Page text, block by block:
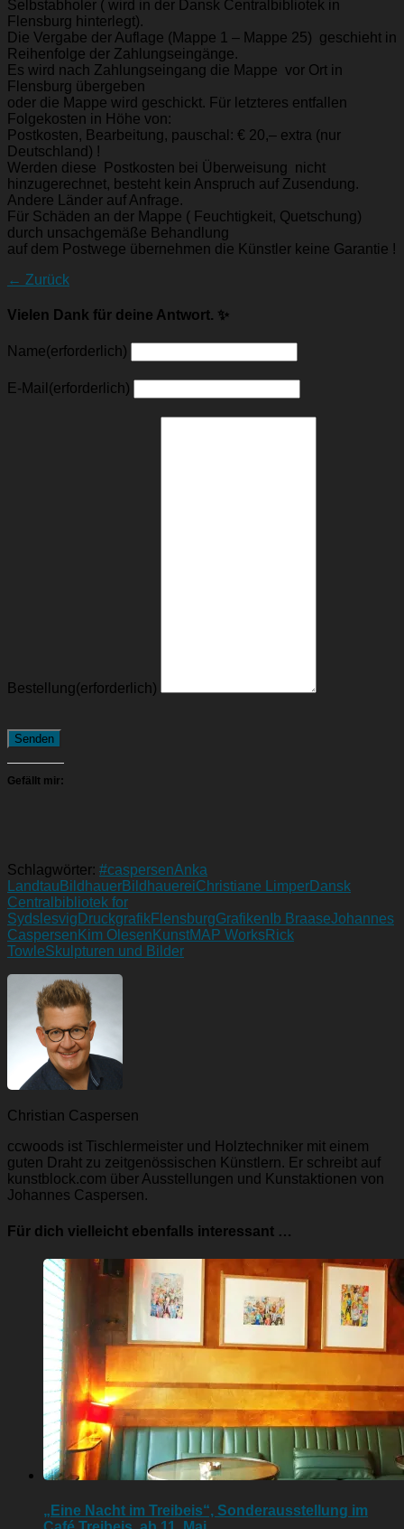
Selbstabholer ( wird in der Dansk Centralbibliotek in
Flensburg hinterlegt).
Die Vergabe der Auflage (Mappe 1 – Mappe 25) geschieht in
Reihenfolge der Zahlungseingänge.
Es wird nach Zahlungseingang die Mappe vor Ort in
Flensburg übergeben
oder die Mappe wird geschickt. Für letzteres entfallen
Folgekosten in Höhe von:
Postkosten, Bearbeitung, pauschal: € 20,– extra (nur
Deutschland) !
Werden diese Postkosten bei Überweisung nicht
hinzugerechnet, besteht kein Anspruch auf Zusendung.
Andere Länder auf Anfrage.
Für Schäden an der Mappe ( Feuchtigkeit, Quetschung)
durch unsachgemäße Behandlung
auf dem Postwege übernehmen die Künstler keine Garantie !
← Zurück
Vielen Dank für deine Antwort. ✨
Name(erforderlich)
E-Mail (erforderlich)
Bestellung(erforderlich)
Senden
Gefällt mir:
Schlagwörter: #caspersenAnka
Landtau BildhauerBildhauereiChristiane LimperDansk
Centralbibliotek for
Sydslesvig DruckgrafikFlensburgGrafiken Ib BraaseJohannes
Caspersen Kim Olesen KunstMAP WorksRick
TowleSkulpturen und Bilder
Christian Caspersen
ccwoods ist Tischlermeister und Holztechniker mit einem
guten Draht zu zeitgenössischen Künstlern. Er schreibt auf
kunstblock.com über Ausstellungen und Kunstaktionen von
Johannes Caspersen.
Für dich vielleicht ebenfalls interessant …
„Eine Nacht im Treibeis“, Sonderausstellung im